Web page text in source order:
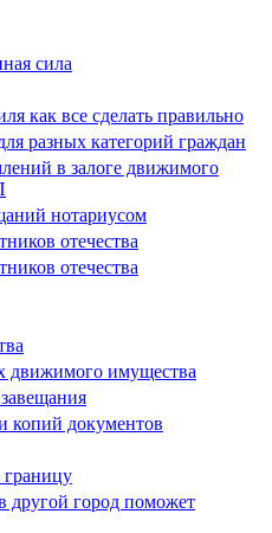
сила
как все сделать правильно
разных категорий граждан
в залоге движимого
нотариусом
отечества
отечества
движимого имущества
копий документов
границу
другой город поможет